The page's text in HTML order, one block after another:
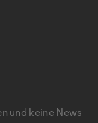
und keine News